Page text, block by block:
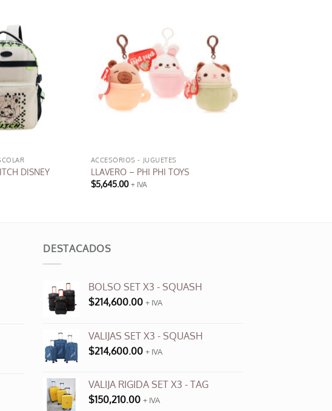
DISNEY
ACCESORIOS - JUGUETES
LLAVERO – PHI PHI TOYS
$5,645.00 + IVA
variantes.
se
pueden
en
la
producto
DESTACADOS
BOLSO SET X3 - SQUASH
$214,600.00 + IVA
VALIJAS SET X3 - SQUASH
$214,600.00 + IVA
VALIJA RIGIDA SET X3 - TAG
$150,210.00 + IVA